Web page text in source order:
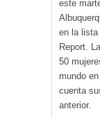
este
en la lista
Report.
50
mundo
cuenta
anterior.